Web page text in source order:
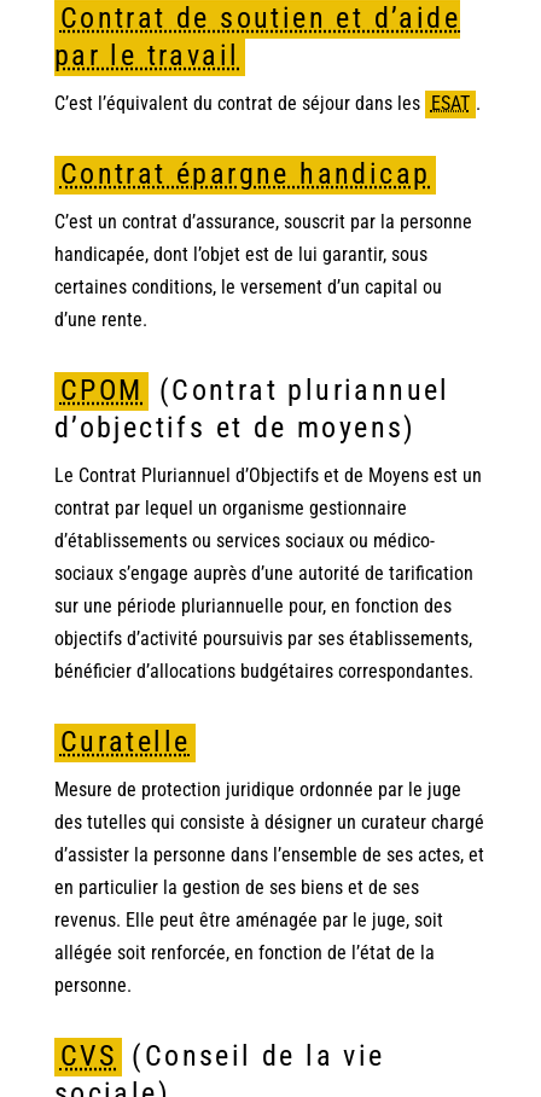
Contrat de soutien et d’aide
par le travail
C’est l’équivalent du contrat de séjour dans les ESAT .
Contrat épargne handicap
C’est un contrat d’assurance, souscrit par la personne
handicapée, dont l’objet est de lui garantir, sous
certaines conditions, le versement d’un capital ou
d’une rente.
CPOM
(Contrat pluriannuel
d’objectifs et de moyens)
Le Contrat Pluriannuel d’Objectifs et de Moyens est un
contrat par lequel un organisme gestionnaire
d’établissements ou services sociaux ou médico-
sociaux s’engage auprès d’une autorité de tarification
sur une période pluriannuelle pour, en fonction des
objectifs d’activité poursuivis par ses établissements,
bénéficier d’allocations budgétaires correspondantes.
Curatelle
Mesure de protection juridique ordonnée par le juge
des tutelles qui consiste à désigner un curateur chargé
d’assister la personne dans l’ensemble de ses actes, et
en particulier la gestion de ses biens et de ses
revenus. Elle peut être aménagée par le juge, soit
allégée soit renforcée, en fonction de l’état de la
personne.
CVS (Conseil de la vie